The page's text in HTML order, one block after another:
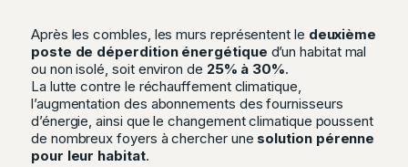
Après les combles, les murs représentent le deuxième
poste de déperdition énergétique d’un habitat mal
ou non isolé, soit environ de 25% à 30%.
La lutte contre le réchauffement climatique,
l’augmentation des abonnements des fournisseurs
d’énergie, ainsi que le changement climatique poussent
de nombreux foyers à chercher une solution pérenne
pour leur habitat.